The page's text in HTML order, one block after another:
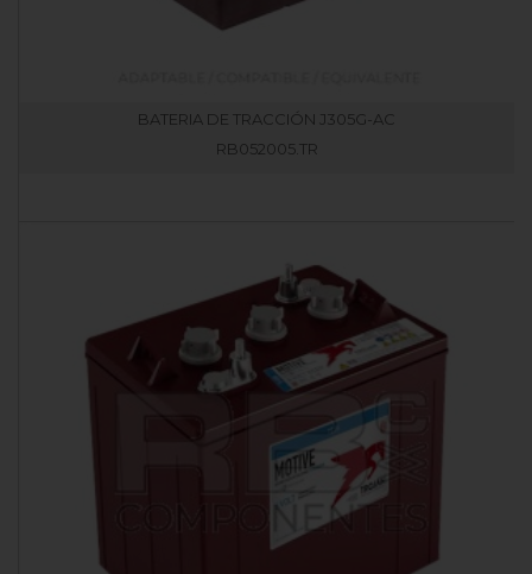
BATERIA DE TRACCIÓN J305G-AC
RB052005.TR